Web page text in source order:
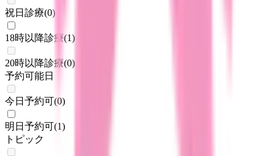
祝日診療(0)
18時以降診療(1)
20時以降診療(0)
予約可能日
今日予約可(0)
明日予約可(1)
トピック